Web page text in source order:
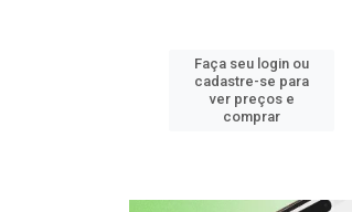
Faça seu login ou
cadastre-se para
ver preços e
comprar